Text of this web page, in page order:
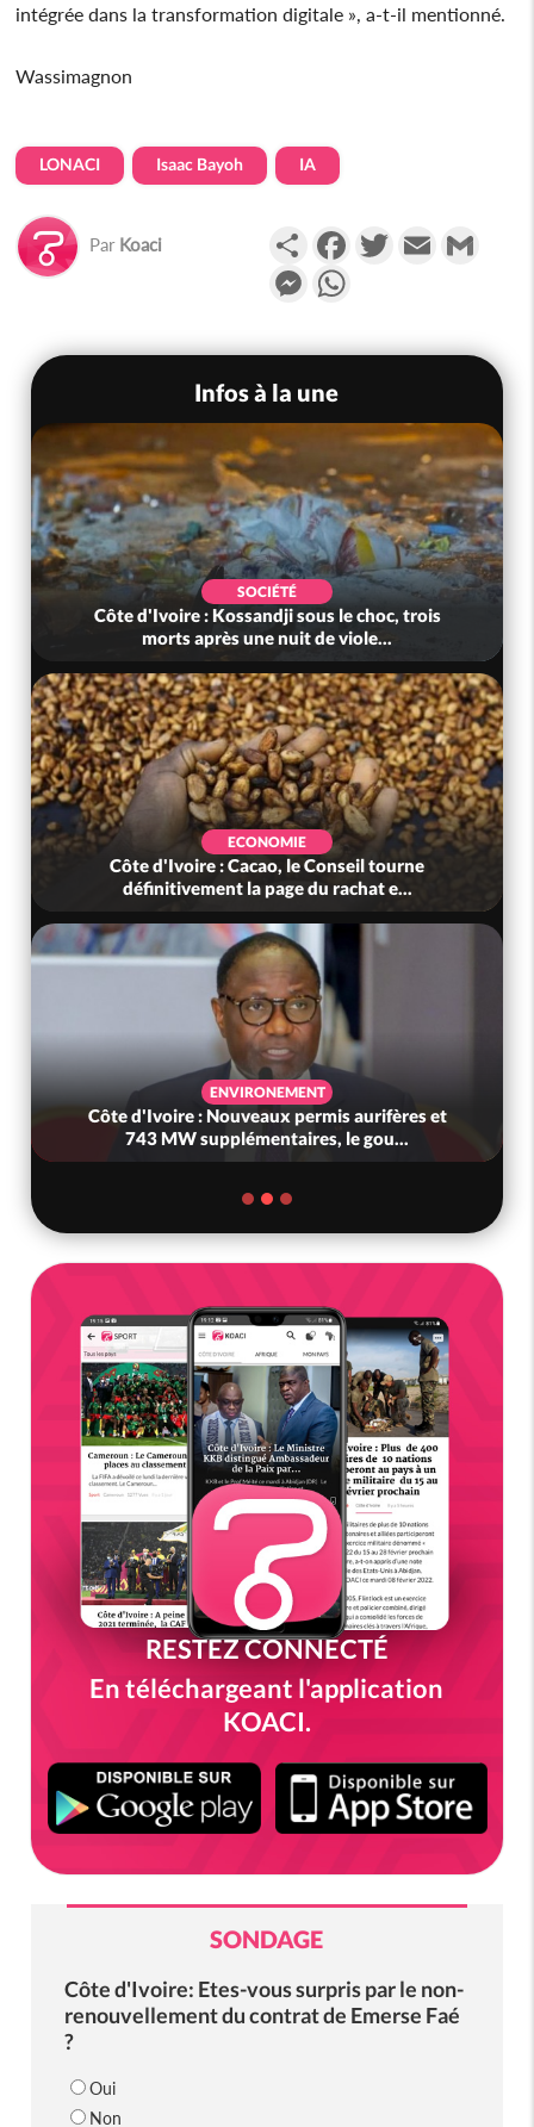
intégrée dans la transformation digitale », a-t-il mentionné.
Wassimagnon
LONACI Isaac Bayoh IA
Par Koaci PartagerFacebookTwitterEmail
Messenger
Infos à la une
SOCIÉTÉ
: Kossandji sous le choc, trois
morts après une nuit de viole...
ECONOMIE
d'Ivoire : Cacao, le Conseil tourne
la page du rachat e...
ENVIRONEMENT
: Nouveaux permis aurifères et
MW supplémentaires, le gou...
Côte
Côte
RESTEZ CONNECTÉ
En téléchargeant l'application
KOACI.
SONDAGE
Côte d'Ivoire: Etes-vous surpris par le non-
renouvellement du contrat de Emerse Faé
?
Oui
Non